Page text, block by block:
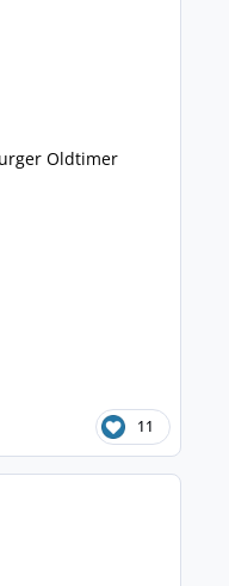
Oldtimer
11